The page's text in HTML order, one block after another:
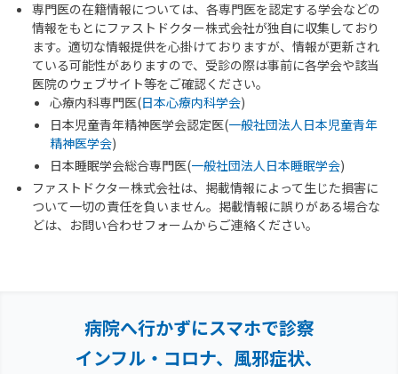
専門医の在籍情報については、各専門医を認定する学会などの
情報をもとにファストドクター株式会社が独自に収集しており
ます。適切な情報提供を心掛けておりますが、情報が更新され
ている可能性がありますので、受診の際は事前に各学会や該当
医院のウェブサイト等をご確認ください。
心療内科専門医(日本心療内科学会)
日本児童青年精神医学会認定医(一般社団法人日本児童青年
精神医学会)
日本睡眠学会総合専門医(一般社団法人日本睡眠学会)
ファストドクター株式会社は、掲載情報によって生じた損害に
ついて一切の責任を負いません。掲載情報に誤りがある場合な
どは、お問い合わせフォームからご連絡ください。
病院へ行かずにスマホで診察
インフル・コロナ、風邪症状、